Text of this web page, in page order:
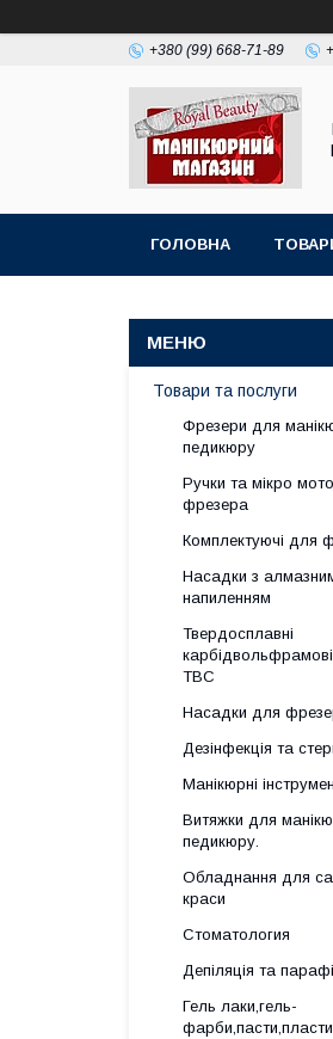
+380 (99) 668-71-89
ГОЛОВНА
Товари та послуги
Фрезери для
педикюру
Ручки та мікро
фрезера
Комплектуючі для
Насадки з
напиленням
Твердосплавні
ТВС
Насадки для
Дезінфекція та
Манікюрні
Витяжки для
педикюру.
Обладнання для
краси
Стоматология
Депіляція та
Гель лаки,гель-